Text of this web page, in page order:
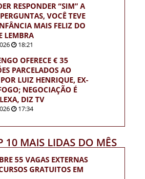
RESPONDER “SIM” A
PERGUNTAS, VOCÊ TEVE
MAIS FELIZ DO
LEMBRA
18:21
OFERECE € 35
PARCELADOS AO
LUIZ HENRIQUE, EX-
NEGOCIAÇÃO É
DIZ TV
17:34
10 MAIS LIDAS DO MÊS
55 VAGAS EXTERNAS
GRATUITOS EM